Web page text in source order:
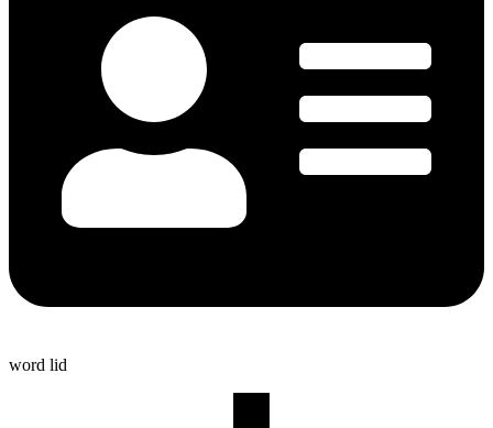
word lid